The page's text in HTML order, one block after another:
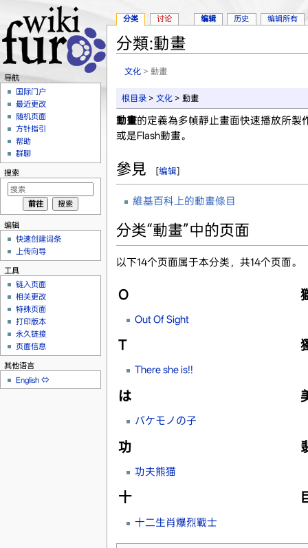
分類:動畫
文化 > 動畫
根目录 >文化 > 動畫
動畫的定義為多幀靜止畫面快速播放所製
或是Flash動畫。
參見 [编辑]
維基百科上的動畫條目
分类“動畫”中的页面
以下14个页面属于本分类，共14个页面。
O
Out Of Sight
T
There she is!!
は
バケモノの子
功
功夫熊猫
十
十二生肖爆烈戰士
分类 讨论 编辑 历史 编辑所有
导航
国际门户
最近更改
随机页面
方针指引
帮助
群聊
搜索
编辑
快速创建词条
上传向导
工具
链入页面
相关更改
特殊页面
打印版本
永久链接
页面信息
其他语言
English ⇔